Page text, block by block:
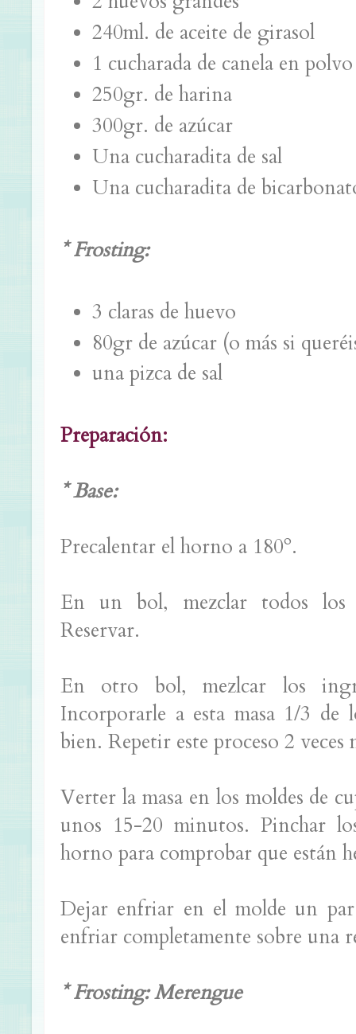
240ml. de aceite de girasol
1 cucharada de canela en
250gr. de harina
300gr. de azúcar
Una cucharadita de sal
Una cucharadita de
* Frosting:
3 claras de huevo
80gr de azúcar (o más si
una pizca de sal
Preparación:
* Base:
Precalentar el horno a 180º.
En un bol, mezclar todos los
Reservar.
En otro bol, mezlcar los
Incorporarle a esta masa 1/3 de
bien. Repetir este proceso 2 veces
Verter la masa en los moldes de
unos 15-20 minutos. Pinchar
horno para comprobar que están
Dejar enfriar en el molde un
enfriar completamente sobre una
* Frosting: Merengue